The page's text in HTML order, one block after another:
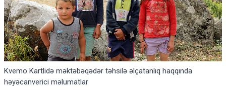
Kvemo Kartlidə məktəbəqədər təhsilə əlçatanlıq haqqında
həyəcanverici məlumatlar